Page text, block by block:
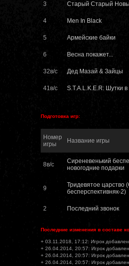
3 Старый Старый
4 Men In Black
5 Армейские байки
6 Весна покажет...
32в/с Дед Мазай & Зайцы
41в/с S.T.A.L.K.E.R: Шутки
Подготовка игр:
Номер
игры
Название игры
8в/с
Сиреневенький
новогодние подарки
9
Тридевятое царство
бесперспективняк-2)
2 Последний звонок
Последние изменения в составе
+ 03.11.2018, 17:12: Игрок
+ 26.04.2014, 20:57: Игрок
+ 26.04.2014, 20:57: Игрок
+ 26.04.2014, 20:57: Игрок